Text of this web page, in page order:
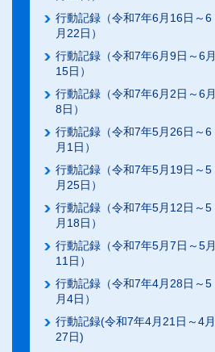
行動記録（令和7年6月16日～6
月22日）
行動記録（令和7年6月9日～6月
15日）
行動記録（令和7年6月2日～6月
8日）
行動記録（令和7年5月26日～6
月1日）
行動記録（令和7年5月19日～5
月25日）
行動記録（令和7年5月12日～5
月18日）
行動記録（令和7年5月7日～5月
11日）
行動記録（令和7年4月28日～5
月4日）
行動記録(令和7年4月21日～4月
27日)